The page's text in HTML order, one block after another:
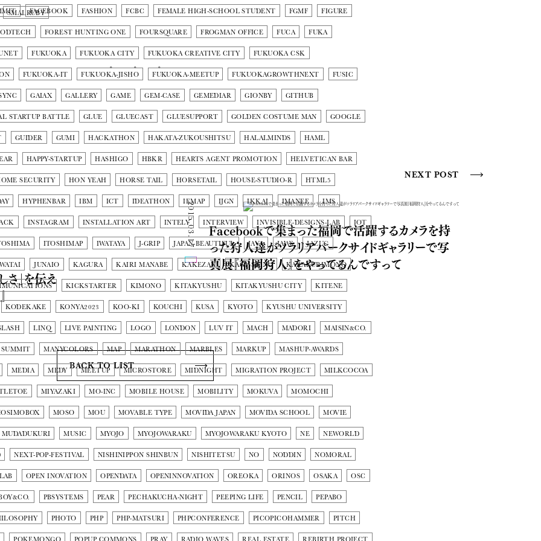
FACEBOOK FASHION FCBC FEMALE HIGH-SCHOOL STUDENT FGMF FIGURE
FOREST HUNTING ONE FOURSQUARE FROGMAN OFFICE FUCA FUKA
FUKUOKA FUKUOKA CITY FUKUOKA CREATIVE CITY FUKUOKA CSK
FUKUOKA-IT FUKUOKA-JISHO FUKUOKA-MEETUP FUKUOKAGROWTHNEXT FUSIC
GAIAX GALLERY GAME GEM-CASE GEMEDIAR GIONBY GITHUB
STARTUP BATTLE GLUE GLUECAST GLUESUPPORT GOLDEN COSTUME MAN GOOGLE
GUIDER GUMI HACKATHON HAKATA-ZUKOUSHITSU HALALMINDS HAML
HAPPY-STARTUP HASHIGO HBKR HEARTS AGENT PROMOTION HELVETICAN BAR
SECURITY HON YEAH HORSE TAIL HORSETAIL HOUSE-STUDIO-R HTML5
HYPHENBAR IBM ICT IDEATHON IEMAP IJGN IKKAI IMANEE IMS
INSTAGRAM INSTALLATION ART INTELY INTERVIEW INVISIBLE-DESIGNS-LAB IOT
ITOSHIMAP IWATAYA J-GRIP JAPAN-BEAUTIFUL JAVA JAWS JAZUG
JUNAIO KAGURA KAIRI MANABE KAKEZAN KAOHSIUNG KARAKURIMONO
KICKSTARTER KIMONO KITAKYUSHU KITAKYUSHU CITY KITENE
KODEKAKE KONYA2023 KOO-KI KOUCHI KUSA KYOTO KYUSHU UNIVERSITY
LINQ LIVE PAINTING LOGO LONDON LUV IT MACH MADORI MAISIN&CO.
SUMMIT MANYCOLORS MAP MARATHON MARBLES MARKUP MASHUP-AWARDS
MEDIA MEDY MEETUP MICROSTORE MIDNIGHT MIGRATION PROJECT MILKCOCOA
MIYAZAKI MO-INC MOBILE HOUSE MOBILITY MOKUVA MOMOCHI
MOSO MOU MOVABLE TYPE MOVIDA JAPAN MOVIDA SCHOOL MOVIE
MUDADUKURI MUSIC MYOJO MYOJOWARAKU MYOJOWARAKU KYOTO NE NEWORLD
NEXT-POP-FESTIVAL NISHINIPPON SHINBUN NISHITETSU NO NODDIN NOMORAL
OPEN INOVATION OPENDATA OPENINNOVATION OREOKA ORINOS OSAKA OSC
PBSYSTEMS PEAR PECHAKUCHA-NIGHT PEEPING LIFE PENCIL PEPABO
PHOTO PHP PHP-MATSURI PHPCONFERENCE PICOPICOHAMMER PITCH
SMALRUBY
さ」を伝え
NEXT POST
Facebookで集まった福岡で活躍するカメラを持
った狩人達がソラリアパークサイドギャラリーで写
真展『福岡狩人』をやってるんですって
2015.03.17
BACK TO LIST